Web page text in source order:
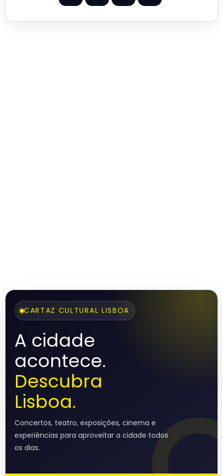
CARTAZ CULTURAL LISBOA
A cidade
acontece.
Descubra
Lisboa.
Concertos, teatro, exposições, cinema e
experiências para aproveitar a cidade todos
os dias.